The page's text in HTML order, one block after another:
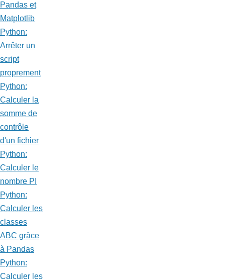
Pandas et
Matplotlib
Python:
Arrêter un
script
proprement
Python:
Calculer la
somme de
contrôle
d'un fichier
Python:
Calculer le
nombre PI
Python:
Calculer les
classes
ABC grâce
à Pandas
Python:
Calculer les